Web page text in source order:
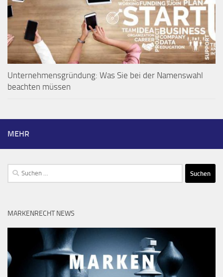
Unternehmensgründung: Was Sie bei der Namenswahl
beachten müssen
MEHR
Suchen
nach:
MARKENRECHT NEWS